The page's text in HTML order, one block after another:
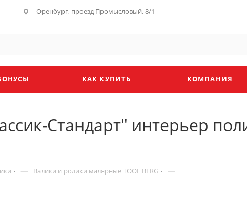
Оренбург, проезд Промысловый, 8/1
КАК КУПИТЬ КОМПАНИЯ
Стандарт" интерьер
— Валики и ролики малярные TOOL BERG —